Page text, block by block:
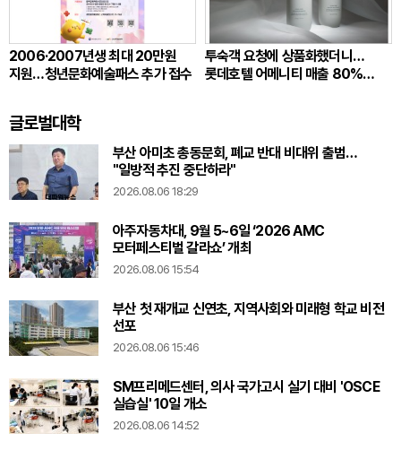
2006·2007년생 최대 20만원
지원…청년문화예술패스 추가 접수
투숙객 요청에 상품화했더니…
롯데호텔 어메니티 매출 80%
글로벌대학
부산 아미초 총동문회, 폐교 반대 비대위 출범…
"일방적 추진 중단하라"
2026.08.06 18:29
아주자동차대, 9월 5~6일 ‘2026 AMC
모터페스티벌 갈라쇼’ 개최
2026.08.06 15:54
부산 첫 재개교 신연초, 지역사회와 미래형 학교 비전
선포
2026.08.06 15:46
SM프리메드센터, 의사 국가고시 실기 대비 'OSCE
실습실' 10일 개소
2026.08.06 14:52